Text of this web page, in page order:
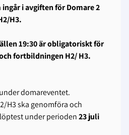
i avgiften för Domare 2
H3.
19:30 är obligatoriskt för
fortbildningen H2/ H3.
domareventet.
H3 ska genomföra och
under perioden23 juli